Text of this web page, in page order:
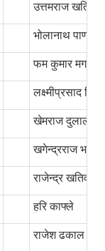
उत्तमराज खतिवडा
भोलानाथ पाण्डे
फम कुमार मगर
लक्ष्मीप्रसाद मिश्र
खेमराज दुलाल
खगेन्द्रराज
राजेन्द्र खतिवडा
हरि काफ्ले
राजेश ढकाल